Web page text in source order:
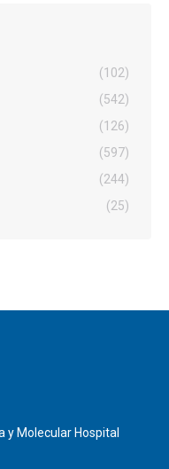
(102)
(542)
(126)
(597)
(244)
(25)
y Molecular Hospital